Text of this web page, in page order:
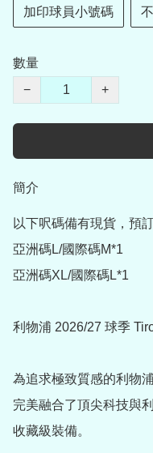
加印球員小號碼
數量
−
+
簡介
以下呎碼備有現貨，預
亞洲碼L/國際碼M*1
亞洲碼XL/國際碼L*1
利物浦 2026/27 球季
為追求極致質感的利物
完美融合了頂尖科技與
收藏級裝備。